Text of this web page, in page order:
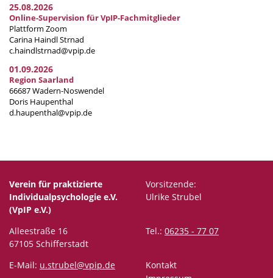
25.08.2026
Online-Supervision für VpIP-Fachmitglieder
Plattform Zoom
Carina Haindl Strnad
c.haindlstrnad@vpip.de
01.09.2026
Region Saarland
66687 Wadern-Noswendel
Doris Haupenthal
d.haupenthal@vpip.de
Verein für praktizierte
Individualpsychologie e.V.
(VpIP e.V.)
Vorsitzende:
Ulrike Strubel
Alleestraße 16
67105 Schifferstadt
Tel.: 06235 - 77 07
E-Mail: u.strubel@vpip.de
Kontakt